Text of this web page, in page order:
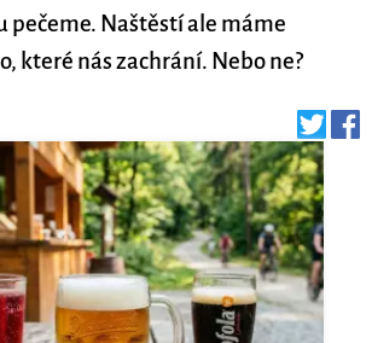
pečeme. Naštěstí ale máme
které nás zachrání. Nebo ne?